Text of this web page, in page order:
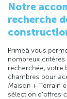
Notre
recherche
Primeâ vous
nombreux
recherchée, votre
chambres pour
Maison + Terrain
sélection d'offres